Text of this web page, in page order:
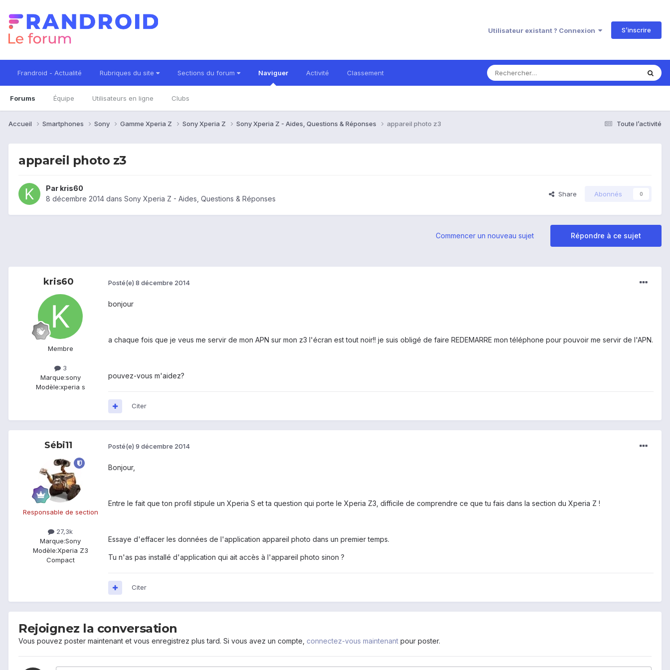
Utilisateur existant ? Connexion S’inscrire
Frandroid - Actualité Rubriques du site Sections du forum Naviguer
Forums Équipe Utilisateurs en ligne Clubs
Activité Classement
Toute l’activité
Accueil Smartphones Sony Gamme Xperia Z Sony Xperia Z Sony Xperia Z - Aides, Questions & Réponses appareil photo z3
appareil photo z3
Par kris60
8 décembre 2014 dans Sony Xperia Z - Aides, Questions & Réponses
Share Abonnés 0
Répondre à ce sujet
Commencer un nouveau sujet
kris60
Membre
3
Marque:sony
Modèle:xperia s
Posté(e) 8 décembre 2014
bonjour
a chaque fois que je veus me servir de mon APN sur mon z3 l'écran est tout noir!! je suis obligé de faire REDEMARRE mon téléphone pour pouvoir me servir de l'APN.
pouvez-vous m'aidez?
Citer
Sébi11
Responsable de section
27,3k
Marque:Sony
Modèle:Xperia Z3
Compact
Posté(e) 9 décembre 2014
Bonjour,
Entre le fait que ton profil stipule un Xperia S et ta question qui porte le Xperia Z3, difficile de comprendre ce que tu fais dans la section du Xperia Z !
Essaye d'effacer les données de l'application appareil photo dans un premier temps.
Tu n'as pas installé d'application qui ait accès à l'appareil photo sinon ?
Citer
Rejoignez la conversation
Vous pouvez poster maintenant et vous enregistrez plus tard. Si vous avez un compte, connectez-vous maintenant pour poster.